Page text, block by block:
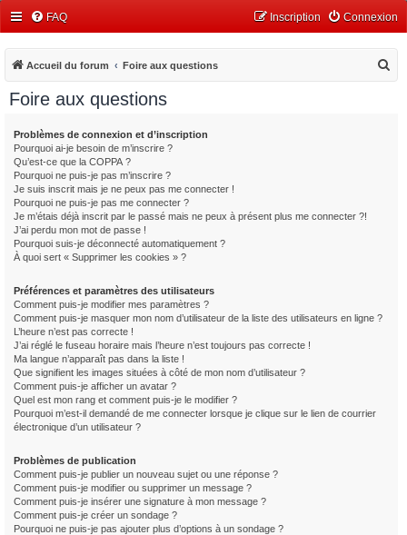
FAQ Connexion
Inscription
Accueil du forum Foire aux questions
Foire aux questions
Problèmes de connexion et d’inscription
Pourquoi ai-je besoin de m’inscrire ?
Qu’est-ce que la COPPA ?
Pourquoi ne puis-je pas m’inscrire ?
Je suis inscrit mais je ne peux pas me connecter !
Pourquoi ne puis-je pas me connecter ?
Je m’étais déjà inscrit par le passé mais ne peux à présent plus me connecter ?!
J’ai perdu mon mot de passe !
Pourquoi suis-je déconnecté automatiquement ?
À quoi sert « Supprimer les cookies » ?
Préférences et paramètres des utilisateurs
Comment puis-je modifier mes paramètres ?
Comment puis-je masquer mon nom d’utilisateur de la liste des utilisateurs en ligne ?
L’heure n’est pas correcte !
J’ai réglé le fuseau horaire mais l’heure n’est toujours pas correcte !
Ma langue n’apparaît pas dans la liste !
Que signifient les images situées à côté de mon nom d’utilisateur ?
Comment puis-je afficher un avatar ?
Quel est mon rang et comment puis-je le modifier ?
Pourquoi m’est-il demandé de me connecter lorsque je clique sur le lien de courrier
électronique d’un utilisateur ?
Problèmes de publication
Comment puis-je publier un nouveau sujet ou une réponse ?
Comment puis-je modifier ou supprimer un message ?
Comment puis-je insérer une signature à mon message ?
Comment puis-je créer un sondage ?
Pourquoi ne puis-je pas ajouter plus d’options à un sondage ?